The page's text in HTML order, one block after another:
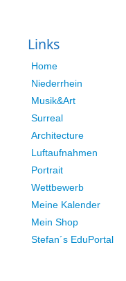
Links
Home
Niederrhein
Musik&Art
Surreal
Architecture
Luftaufnahmen
Portrait
Wettbewerb
Meine Kalender
Mein Shop
Stefan´s EduPortal